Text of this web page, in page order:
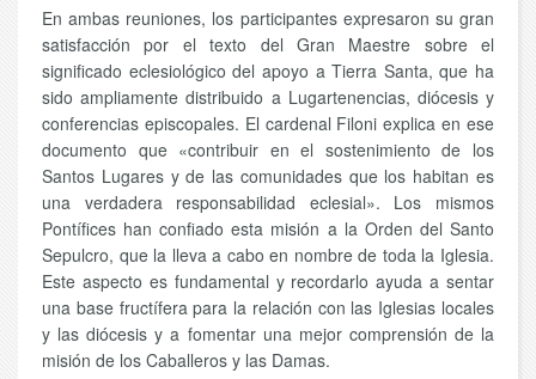
En ambas reuniones, los participantes expresaron su gran
satisfacción por el texto del Gran Maestre sobre el
significado eclesiológico del apoyo a Tierra Santa, que ha
sido ampliamente distribuido a Lugartenencias, diócesis y
conferencias episcopales. El cardenal Filoni explica en ese
documento que «contribuir en el sostenimiento de los
Santos Lugares y de las comunidades que los habitan es
una verdadera responsabilidad eclesial». Los mismos
Pontífices han confiado esta misión a la Orden del Santo
Sepulcro, que la lleva a cabo en nombre de toda la Iglesia.
Este aspecto es fundamental y recordarlo ayuda a sentar
una base fructífera para la relación con las Iglesias locales
y las diócesis y a fomentar una mejor comprensión de la
misión de los Caballeros y las Damas.